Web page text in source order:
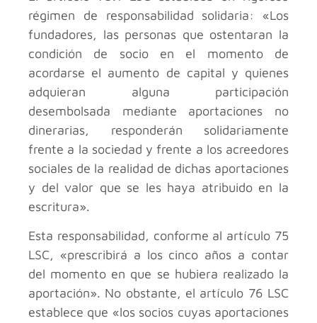
régimen de responsabilidad solidaria: «Los
fundadores, las personas que ostentaran la
condición de socio en el momento de
acordarse el aumento de capital y quienes
adquieran alguna participación
desembolsada mediante aportaciones no
dinerarias, responderán solidariamente
frente a la sociedad y frente a los acreedores
sociales de la realidad de dichas aportaciones
y del valor que se les haya atribuido en la
escritura».
Esta responsabilidad, conforme al artículo 75
LSC, «prescribirá a los cinco años a contar
del momento en que se hubiera realizado la
aportación». No obstante, el artículo 76 LSC
establece que «los socios cuyas aportaciones